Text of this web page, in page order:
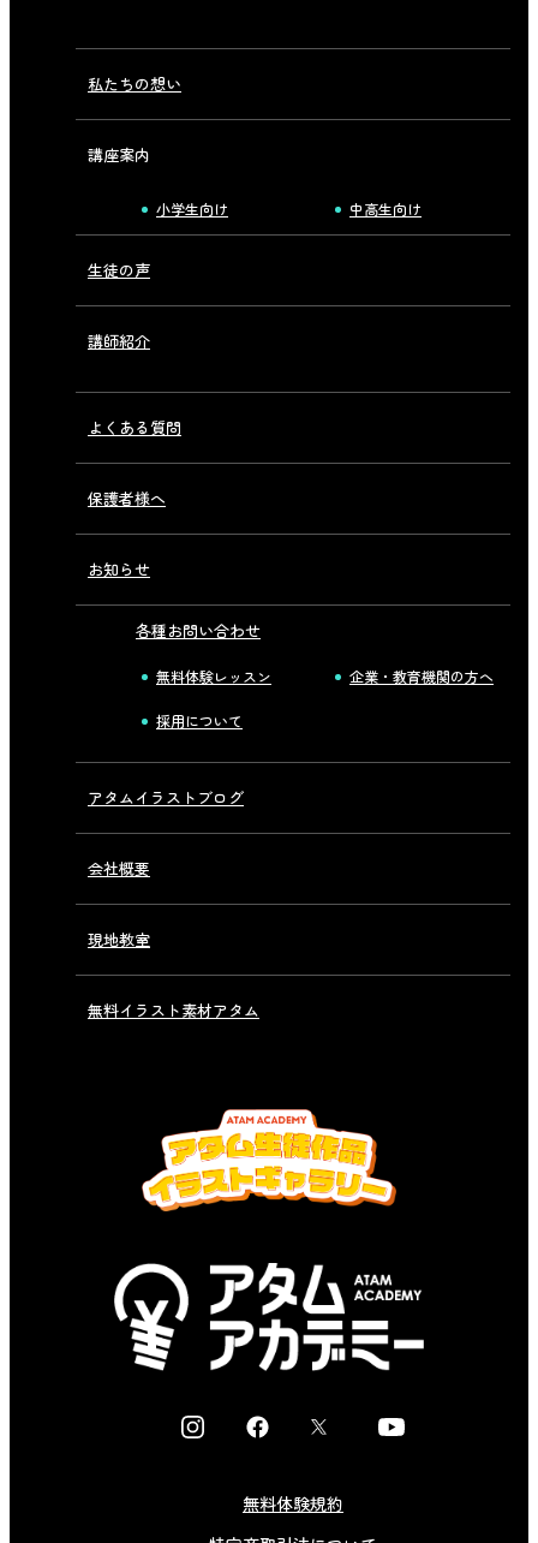
私たちの想い
講座案内
小学生向け 中高生向け
生徒の声
講師紹介
よくある質問
保護者様へ
お知らせ
各種お問い合わせ
無料体験レッスン 企業・教育機関の方へ
採用について
アタムイラストブログ
会社概要
現地教室
無料イラスト素材アタム
I
F
e
X
Y
無料体験規約